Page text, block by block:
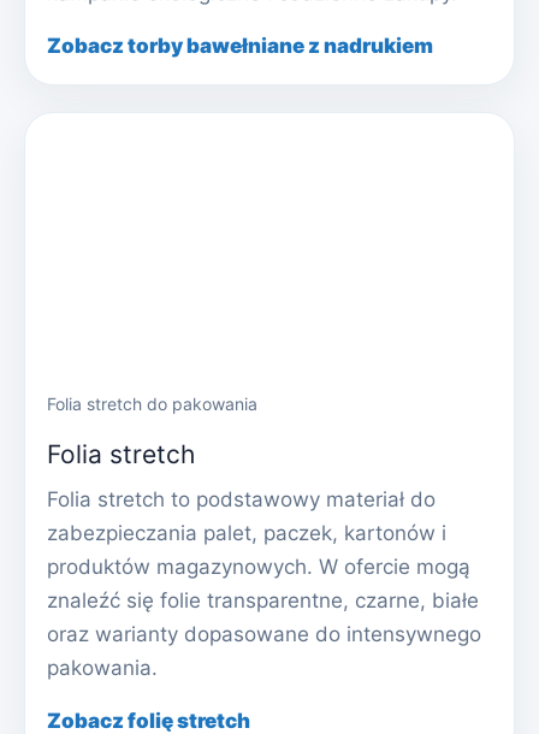
Zobacz torby bawełniane z nadrukiem
Folia stretch do pakowania
Folia stretch
Folia stretch to podstawowy materiał do
zabezpieczania palet, paczek, kartonów i
produktów magazynowych. W ofercie mogą
znaleźć się folie transparentne, czarne, białe
oraz warianty dopasowane do intensywnego
pakowania.
Zobacz folię stretch